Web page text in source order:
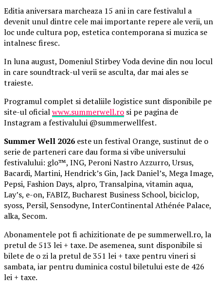
Editia aniversara marcheaza 15 ani in care festivalul a
devenit unul dintre cele mai importante repere ale verii, un
loc unde cultura pop, estetica contemporana si muzica se
intalnesc firesc.
In luna august, Domeniul Stirbey Voda devine din nou locul
in care soundtrack-ul verii se asculta, dar mai ales se
traieste.
Programul complet si detaliile logistice sunt disponibile pe
site-ul oficialwww.summerwell.ro si pe pagina de
Instagram a festivalului @summerwellfest.
Summer Well 2026 este un festival Orange, sustinut de o
serie de parteneri care dau forma si vibe universului
festivalului: glo™, ING, Peroni Nastro Azzurro, Ursus,
Bacardi, Martini, Hendrick’s Gin, Jack Daniel’s, Mega Image,
Pepsi, Fashion Days, alpro, Transalpina, vitamin aqua,
Lay’s, e-on, FABIZ, Bucharest Business School, biciclop,
syoss, Persil, Sensodyne, InterContinental Athénée Palace,
alka, Secom.
Abonamentele pot fi achizitionate de pe summerwell.ro, la
pretul de 513 lei + taxe. De asemenea, sunt disponibile si
bilete de o zi la pretul de 351 lei + taxe pentru vineri si
sambata, iar pentru duminica costul biletului este de 426
lei + taxe.